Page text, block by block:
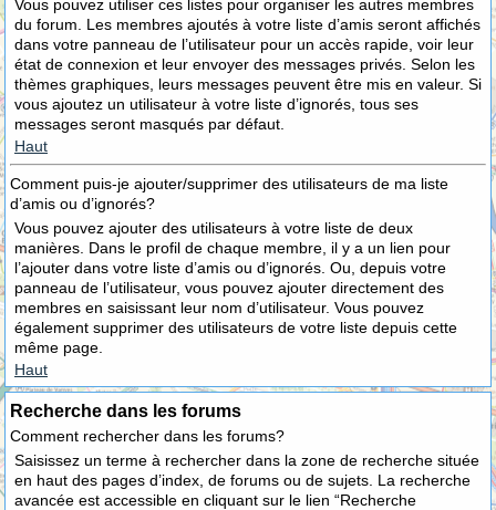
Vous pouvez utiliser ces listes pour organiser les autres membres
du forum. Les membres ajoutés à votre liste d’amis seront affichés
dans votre panneau de l’utilisateur pour un accès rapide, voir leur
état de connexion et leur envoyer des messages privés. Selon les
thèmes graphiques, leurs messages peuvent être mis en valeur. Si
vous ajoutez un utilisateur à votre liste d’ignorés, tous ses
messages seront masqués par défaut.
Haut
Comment puis-je ajouter/supprimer des utilisateurs de ma liste
d’amis ou d’ignorés?
Vous pouvez ajouter des utilisateurs à votre liste de deux
manières. Dans le profil de chaque membre, il y a un lien pour
l’ajouter dans votre liste d’amis ou d’ignorés. Ou, depuis votre
panneau de l’utilisateur, vous pouvez ajouter directement des
membres en saisissant leur nom d’utilisateur. Vous pouvez
également supprimer des utilisateurs de votre liste depuis cette
même page.
Haut
Recherche dans les forums
Comment rechercher dans les forums?
Saisissez un terme à rechercher dans la zone de recherche située
en haut des pages d’index, de forums ou de sujets. La recherche
avancée est accessible en cliquant sur le lien “Recherche